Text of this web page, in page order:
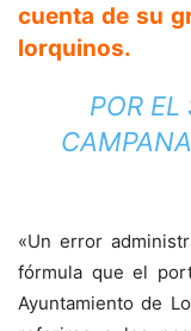
cuenta de su
lorquinos.
POR
«Un error
fórmula que el
Ayuntamiento de